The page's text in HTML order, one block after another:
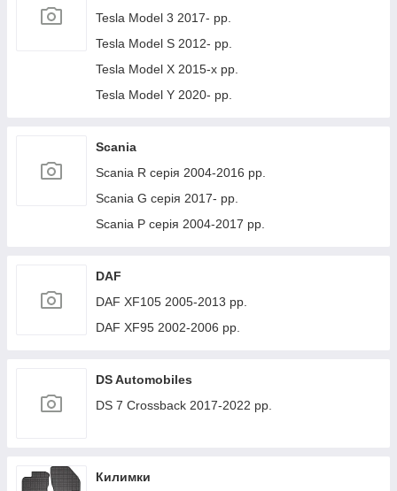
Tesla Model 3 2017- рр.
Tesla Model S 2012- рр.
Tesla Model X 2015-х рр.
Tesla Model Y 2020- рр.
Scania
Scania R серія 2004-2016 рр.
Scania G серія 2017- рр.
Scania P серія 2004-2017 рр.
DAF
DAF XF105 2005-2013 рр.
DAF XF95 2002-2006 рр.
DS Automobiles
DS 7 Crossback 2017-2022 рр.
Килимки